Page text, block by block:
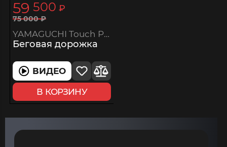
59 500 ₽
75 000₽
YAMAGUCHI Touch Pad
Беговая дорожка
ВИДЕО
В КОРЗИНУ